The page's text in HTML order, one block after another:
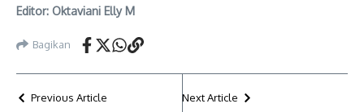
Editor: Oktaviani Elly M
Bagikan
Previous Article Next Article